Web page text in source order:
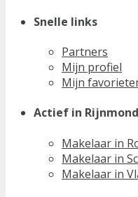
Snelle links
Partners
Mijn profiel
Mijn
Actief in Rijnmond
Makelaar in
Makelaar in
Makelaar in